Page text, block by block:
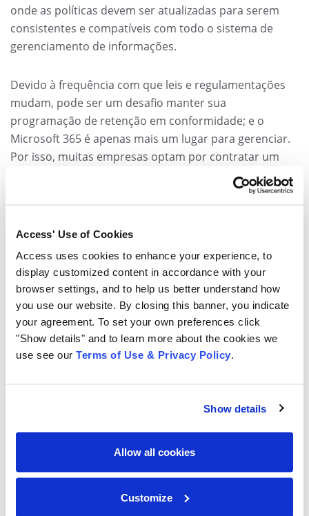
Access' Use of Cookies
Access uses cookies to enhance your experience, to
display customized content in accordance with your
browser settings, and to help us better understand how
you use our website. By closing this banner, you indicate
your agreement. To set your own preferences click
"Show details" and to learn more about the cookies we
use see our Terms of Use & Privacy Policy.
Show details
Allow all cookies
Customize
onde as políticas devem ser atualizadas para serem
consistentes e compatíveis com todo o sistema de
gerenciamento de informações.
Devido à frequência com que leis e regulamentações
mudam, pode ser um desafio manter sua
programação de retenção em conformidade; e o
Microsoft 365 é apenas mais um lugar para gerenciar.
Por isso, muitas empresas optam por contratar um
fornecedor externo para gerenciar sua política de
retenção, não importando o local onde as informações
encontram. Evitar a duplicação de dados e reduzir
dados é necessária, é fundamental.
A melhor solução é atualizar seu cronograma de
retenção uma vez e colocá-lo em vários depósitos
diferentes. Algumas soluções, como a Virgo, da Access,
podem fornecer uma central de comando que permita
plataformas na nuvem, outros sistemas EPM e para
Dessa forma, as atualizações podem ser feitas na
solução e, a partir daí, podem ser configuradas para
serem publicadas automaticamente de acordo com as